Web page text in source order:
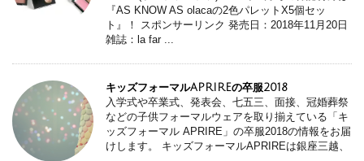
『AS KNOW AS olacaの2色パレットX5個セッ
ト』！ スポンサーリンク 発売日：2018年11月20日
雑誌：la far ...
キッズフォーマルAPRIREの卒服2018
入学式や卒業式、発表会、七五三、面接、冠婚葬祭
などの子供フォーマルウェアを取り揃えている「キ
ッズフォーマル APRIRE」の卒服2018の情報をお届
けします。 キッズフォーマルAPRIREは銀座三越、